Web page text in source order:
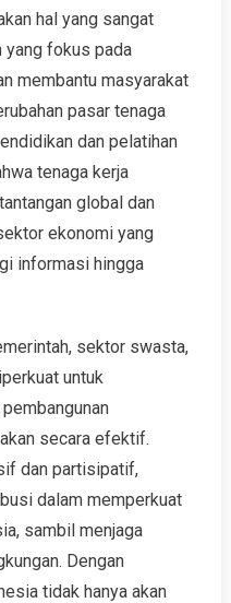
hal yang sangat
yang fokus pada
membantu masyarakat
pasar tenaga
dan pelatihan
tenaga kerja
global dan
ekonomi yang
informasi hingga
sektor swasta,
untuk
secara efektif.
dan partisipatif,
dalam memperkuat
sambil menjaga
Dengan
tidak hanya akan